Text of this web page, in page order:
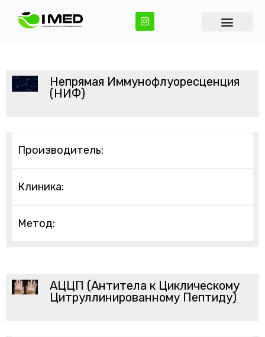
Непрямая Иммунофлуоресценция
(НИФ)
Производитель:
Клиника:
Метод:
АЦЦП (Антитела к Циклическому
Цитруллинированному Пептиду)